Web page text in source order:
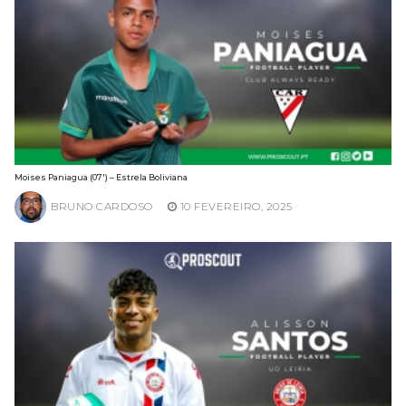
Moises Paniagua (07′) – Estrela Boliviana
BRUNO CARDOSO 10 FEVEREIRO, 2025